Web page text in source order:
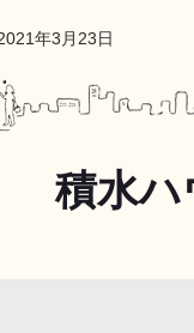
年3月23日
積水ハ